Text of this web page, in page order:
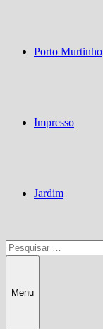
Porto Murtinho
Impresso
Jardim
Pesquisar
por:
Menu